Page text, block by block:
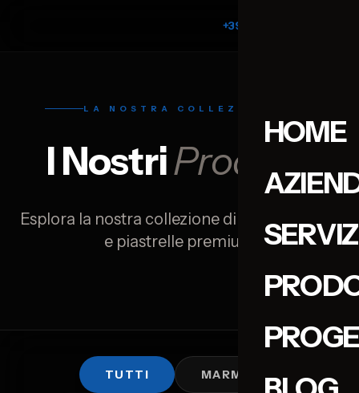
+39 351 7188868
HOME
LA NOSTRA COLLEZIONE
I NostriProdotti
Esplora la nostra collezione di marmi, pietre
e piastrelle premium
TUTTI MARMO